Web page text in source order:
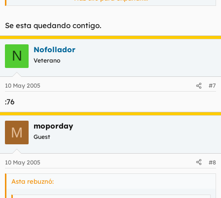
insultos por la red y no encuentro nada.
Se esta quedando contigo.
N Nofollador
Veterano
10 May 2005 #7
:76
M moporday
Guest
10 May 2005 #8
Asta rebuznó: